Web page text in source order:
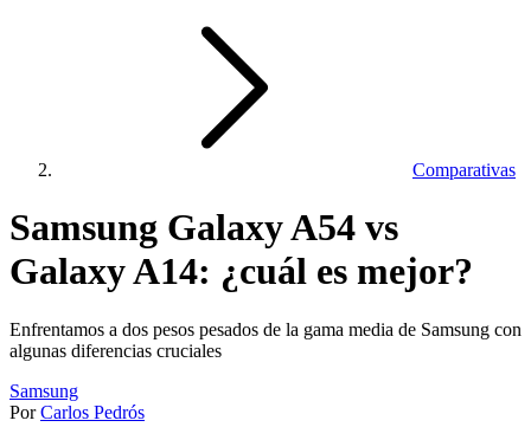
Comparativas
Samsung Galaxy A54 vs
Galaxy A14: ¿cuál es mejor?
Enfrentamos a dos pesos pesados de la gama media de Samsung con
algunas diferencias cruciales
Samsung
Por Carlos Pedrós